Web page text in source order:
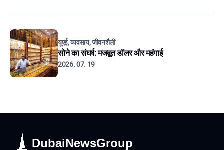
यूएई, व्यवसाय, जीवनशैली
सोने का संघर्ष: मजबूत डॉलर और महंगाई
2026. 07. 19
DubaiNewsGroup